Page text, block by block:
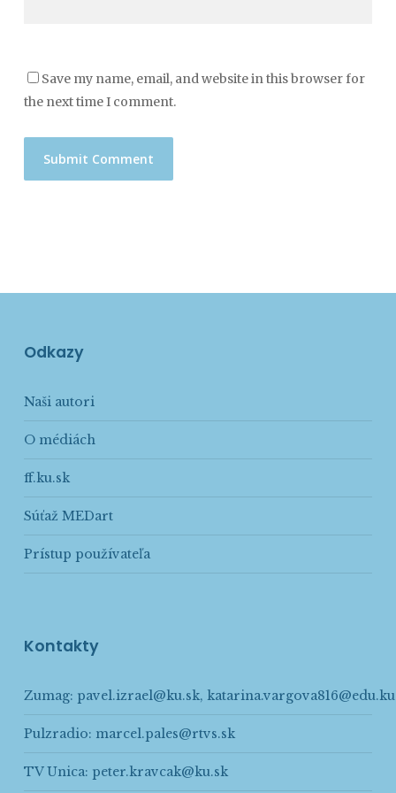
Save my name, email, and website in this browser for
the next time I comment.
Odkazy
Naši autori
O médiách
ff.ku.sk
Súťaž MEDart
Prístup používateľa
Kontakty
Zumag: pavel.izrael@ku.sk,
Pulzradio: marcel.pales@rtvs.sk
TV Unica: peter.kravcak@ku.sk